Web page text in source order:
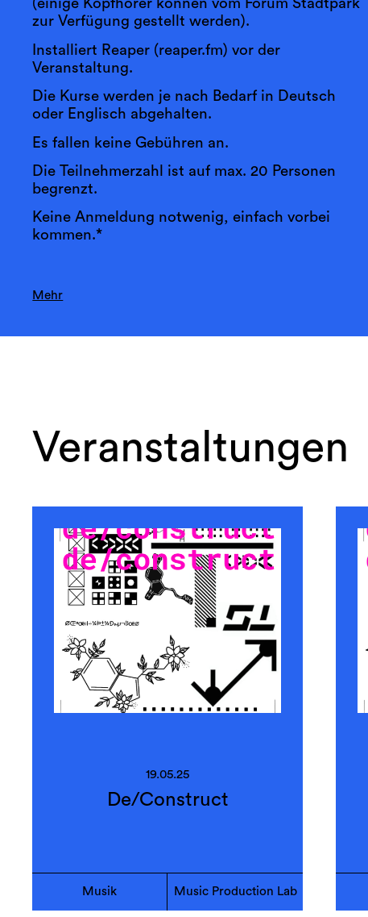
(einige Kopfhörer können vom Forum Stadtpark
zur Verfügung gestellt werden).
Installiert Reaper (reaper.fm) vor der
Veranstaltung.
Die Kurse werden je nach Bedarf in Deutsch
oder Englisch abgehalten.
Es fallen keine Gebühren an.
Die Teilnehmerzahl ist auf max. 20 Personen
begrenzt.
Keine Anmeldung notwenig, einfach vorbei
kommen.*
Mehr
Veranstaltungen
19.05.25
De/Construct
Musik Music Production Lab